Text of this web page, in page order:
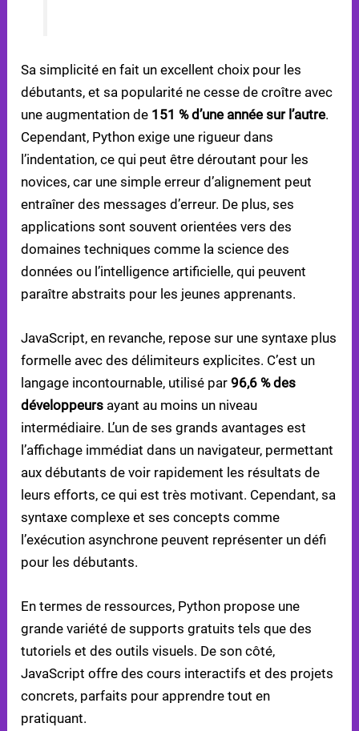
Sa simplicité en fait un excellent choix pour les
débutants, et sa popularité ne cesse de croître avec
une augmentation de 151 % d’une année sur l’autre.
Cependant, Python exige une rigueur dans
l’indentation, ce qui peut être déroutant pour les
novices, car une simple erreur d’alignement peut
entraîner des messages d’erreur. De plus, ses
applications sont souvent orientées vers des
domaines techniques comme la science des
données ou l’intelligence artificielle, qui peuvent
paraître abstraits pour les jeunes apprenants.
JavaScript, en revanche, repose sur une syntaxe plus
formelle avec des délimiteurs explicites. C’est un
langage incontournable, utilisé par96,6 % des
développeurs ayant au moins un niveau
intermédiaire. L’un de ses grands avantages est
l’affichage immédiat dans un navigateur, permettant
aux débutants de voir rapidement les résultats de
leurs efforts, ce qui est très motivant. Cependant, sa
syntaxe complexe et ses concepts comme
l’exécution asynchrone peuvent représenter un défi
pour les débutants.
En termes de ressources, Python propose une
grande variété de supports gratuits tels que des
tutoriels et des outils visuels. De son côté,
JavaScript offre des cours interactifs et des projets
concrets, parfaits pour apprendre tout en
pratiquant.